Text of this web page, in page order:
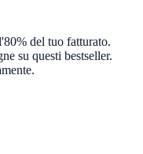
del tuo fatturato.
su questi bestseller.